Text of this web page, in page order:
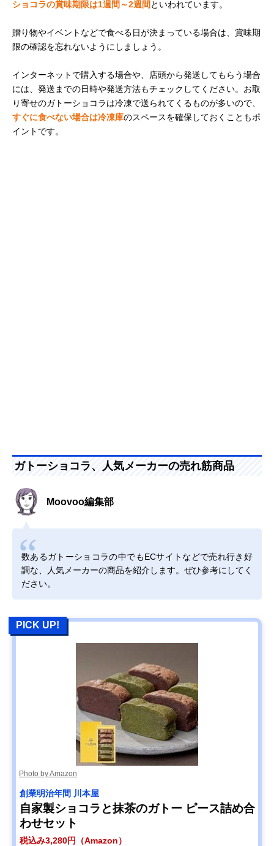
ショコラの賞味期限は1週間～2週間 といわれています。
贈り物やイベントなどで食べる日が決まっている場合は、賞味期
限の確認を忘れないようにしましょう。
インターネットで購入する場合や、店頭から発送してもらう場合
には、発送までの日時や発送方法もチェックしてください。お取
り寄せのガトーショコラは冷凍で送られてくるものが多いので、
すぐに食べない場合は冷凍庫のスペースを確保しておくこともポ
イントです。
ガトーショコラ、人気メーカーの売れ筋商品
Moovoo編集部
数あるガトーショコラの中でもECサイトなどで売れ行き好
調な、人気メーカーの商品を紹介します。ぜひ参考にしてく
ださい。
PICK UP!
Photo by Amazon
創業明治年間 川本屋
自家製ショコラと抹茶のガトー ピース詰め合
わせセット
税込み3,280円（Amazon）